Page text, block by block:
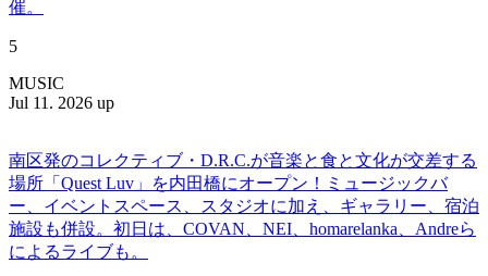
催。
5
MUSIC
Jul 11. 2026 up
南区発のコレクティブ・D.R.C.が⾳楽と⾷と⽂化が交差する
場所「Quest Luv」を内田橋にオープン！ミュージックバ
ー、イベントスペース、スタジオに加え、ギャラリー、宿泊
施設も併設。初日は、COVAN、NEI、homarelanka、Andreら
によるライブも。